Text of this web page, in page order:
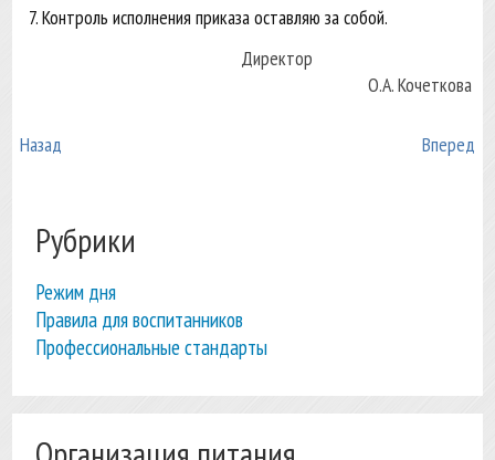
Контроль исполнения приказа оставляю за собой.
Директор
О.А. Кочеткова
Назад Вперед
Рубрики
Режим дня
Правила для воспитанников
Профессиональные стандарты